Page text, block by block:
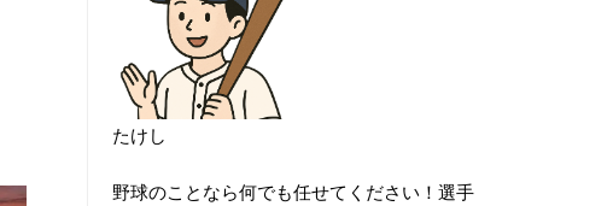
たけし
野球のことなら何でも任せてください！選手